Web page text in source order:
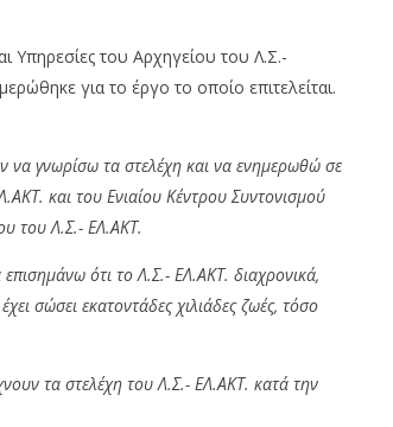
pressroom
Υπηρεσίες του Αρχηγείου του Λ.Σ.-
για το έργο το οποίο επιτελείται.
γνωρίσω τα στελέχη και να ενημερωθώ σε
και του Ενιαίου Κέντρου Συντονισμού
του Λ.Σ.- ΕΛ.ΑΚΤ.
ότι το Λ.Σ.- ΕΛ.ΑΚΤ. διαχρονικά,
σώσει εκατοντάδες χιλιάδες ζωές, τόσο
τα στελέχη του Λ.Σ.- ΕΛ.ΑΚΤ. κατά την